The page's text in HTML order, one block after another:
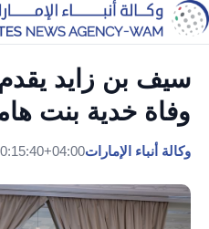
سيف بن زايد
وفاة خدية بنت
وكالة أنباء الإمارات